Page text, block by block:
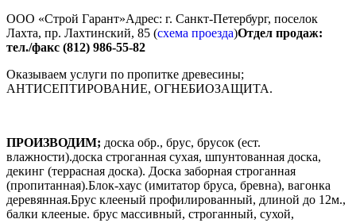
ООО «Строй Гарант»Адрес: г. Санкт-Петербург, поселок
Лахта, пр. Лахтинский, 85 (схема проезда)Отдел продаж:
тел./факс (812) 986-55-82
Оказываем услуги по пропитке древесины;
АНТИСЕПТИРОВАНИЕ, ОГНЕБИОЗАЩИТА.
ПРОИЗВОДИМ; доска обр., брус, брусок (ест.
влажности).доска строганная сухая, шпунтованная доска,
декинг (террасная доска). Доска заборная строганная
(пропитанная).Блок-хаус (имитатор бруса, бревна), вагонка
деревянная.Брус клееный профилированный, длиной до 12м.,
балки клееные. брус массивный, строганный, сухой,